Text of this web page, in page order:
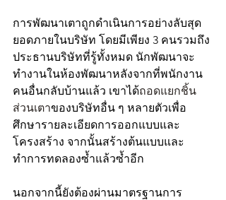
การพัฒนาเตาถูกดำเนินการอย่างลับสุด
ยอดภายในบริษัท โดยมีเพียง 3 คนรวมถึง
ประธานบริษัทที่รู้ทั้งหมด นักพัฒนาจะ
ทำงานในห้องพัฒนาหลังจากที่พนักงาน
คนอื่นกลับบ้านแล้ว เขาได้ถอดแยกชิ้น
ส่วนเตาของบริษัทอื่น ๆ หลายตัวเพื่อ
ศึกษารายละเอียดการออกแบบและ
โครงสร้าง จากนั้นสร้างต้นแบบและ
ทำการทดลองซ้ำแล้วซ้ำอีก
นอกจากนี้ยังต้องผ่านมาตรฐานการ